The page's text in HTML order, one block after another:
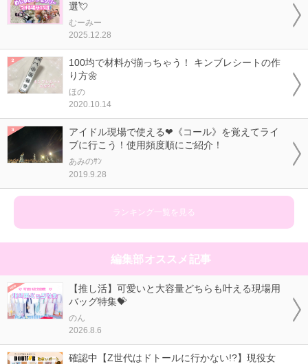
選💘
むーみー
2025.12.28
100均で材料が揃っちゃう！ キンブレシートの作
り方🌼
ほの
2020.10.14
アイドル現場で使える❤《コール》を覚えてライ
ブに行こう！使用頻度順にご紹介！
あみのｻﾝ
2019.9.28
ランキング一覧を見る
編集部オススメ記事
【推し活】可愛いと大容量どちらも叶える現場用
バッグ特集💝
のん
2026.8.6
確認中【Z世代はドトールに行かない!?】現役女